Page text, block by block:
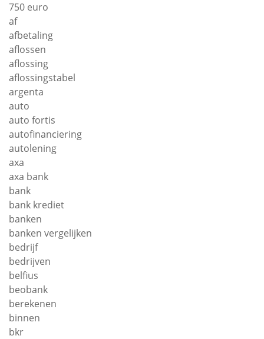
750 euro
af
afbetaling
aflossen
aflossing
aflossingstabel
argenta
auto
auto fortis
autofinanciering
autolening
axa
axa bank
bank
bank krediet
banken
banken vergelijken
bedrijf
bedrijven
belfius
beobank
berekenen
binnen
bkr